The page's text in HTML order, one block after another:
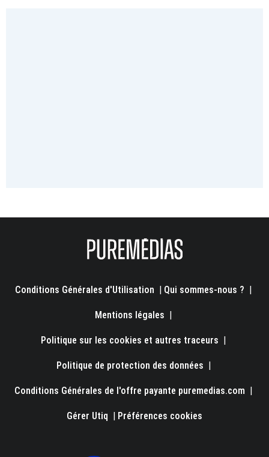
Conditions Générales d'Utilisation Qui sommes-nous ?
Mentions légales
Politique sur les cookies et autres traceurs
Politique de protection des données
Conditions Générales de l'offre payante puremedias.com
Gérer Utiq Préférences cookies